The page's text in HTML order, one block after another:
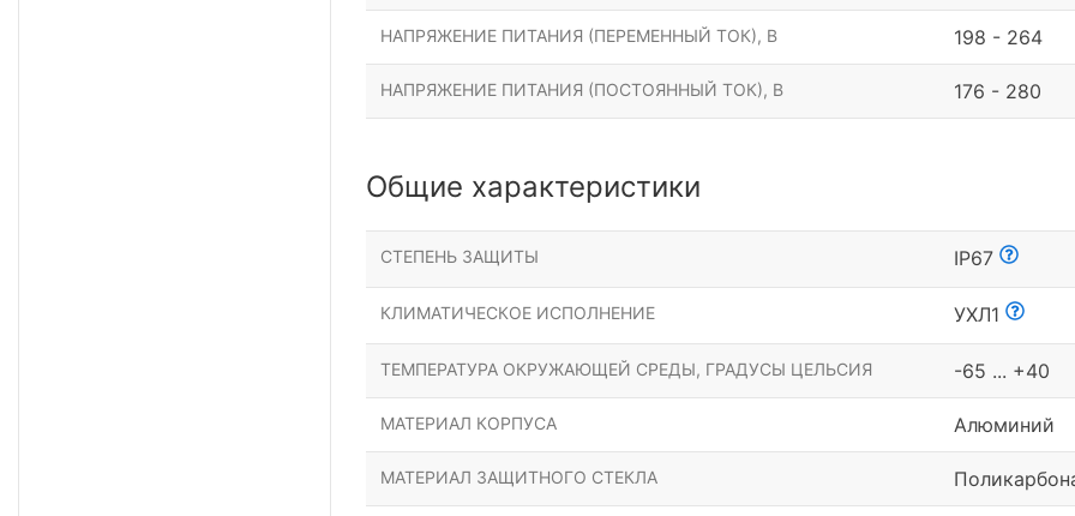
НАПРЯЖЕНИЕ ПИТАНИЯ (ПЕРЕМЕННЫЙ ТОК), В 198 - 264
НАПРЯЖЕНИЕ ПИТАНИЯ (ПОСТОЯННЫЙ ТОК), В 176 - 280
Общие характеристики
СТЕПЕНЬ ЗАЩИТЫ IP67
КЛИМАТИЧЕСКОЕ ИСПОЛНЕНИЕ УХЛ1
ТЕМПЕРАТУРА ОКРУЖАЮЩЕЙ СРЕДЫ, ГРАДУСЫ ЦЕЛЬСИЯ -65 ... +40
МАТЕРИАЛ КОРПУСА Алюминий
МАТЕРИАЛ ЗАЩИТНОГО СТЕКЛА